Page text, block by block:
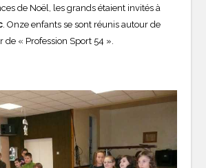
de Noël, les grands étaient invités à
. Onze enfants se sont réunis autour de
de « Profession Sport 54 ».